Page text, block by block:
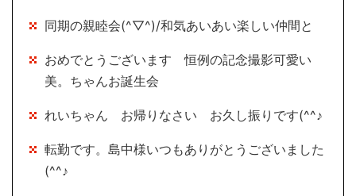
同期の親睦会(^▽^)/和気あいあい楽しい仲間と
おめでとうございます 恒例の記念撮影可愛い
美。ちゃんお誕生会
れいちゃん お帰りなさい お久し振りです(^^♪
転勤です。島中様いつもありがとうございました
(^^♪